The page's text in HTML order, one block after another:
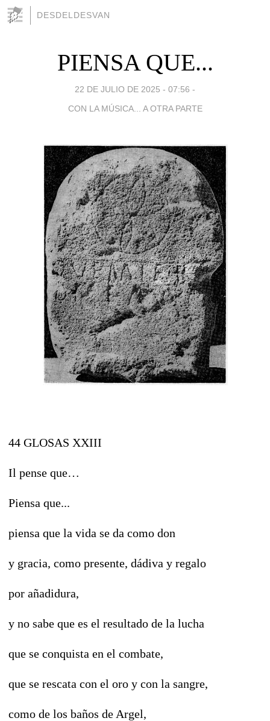
DESDELDESVAN
PIENSA QUE...
22 DE JULIO DE 2025 - 07:56 -
CON LA MÚSICA... A OTRA PARTE
44 GLOSAS XXIII
Il pense que…
Piensa que...
piensa que la vida se da como don
y gracia, como presente, dádiva y regalo
por añadidura,
y no sabe que es el resultado de la lucha
que se conquista en el combate,
que se rescata con el oro y con la sangre,
como de los baños de Argel,